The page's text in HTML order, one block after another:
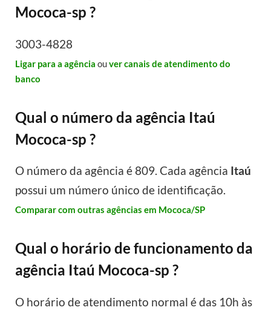
Mococa-sp ?
3003-4828
Ligar para a agência ouver canais de atendimento do
banco
Qual o número da agência Itaú
Mococa-sp ?
O número da agência é 809. Cada agência Itaú
possui um número único de identificação.
Comparar com outras agências em Mococa/SP
Qual o horário de funcionamento da
agência Itaú Mococa-sp ?
O horário de atendimento normal é das 10h às